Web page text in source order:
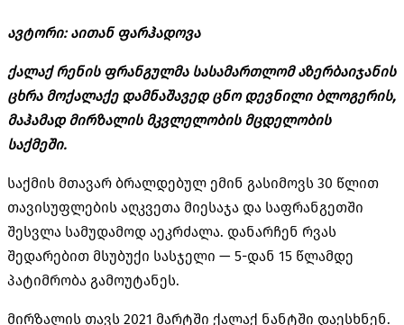
ავტორი: აითან ფარჰადოვა
ქალაქ რენის ფრანგულმა სასამართლომ აზერბაიჯანის
ცხრა მოქალაქე დამნაშავედ ცნო დევნილი ბლოგერის,
მაჰამად მირზალის მკვლელობის მცდელობის
საქმეში.
საქმის მთავარ ბრალდებულ ემინ გასიმოვს 30 წლით
თავისუფლების აღკვეთა მიესაჯა და საფრანგეთში
შესვლა სამუდამოდ აეკრძალა. დანარჩენ რვას
შედარებით მსუბუქი სასჯელი — 5-დან 15 წლამდე
პატიმრობა გამოუტანეს.
მირზალის თავს 2021 მარტში ქალაქ ნანტში დაესხნენ.